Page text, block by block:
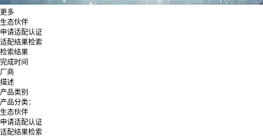
更多
生态伙伴
申请适配认证
适配结果检索
检索结果
完成时间
厂商
描述
产品类别
产品分类：
生态伙伴
申请适配认证
适配结果检索